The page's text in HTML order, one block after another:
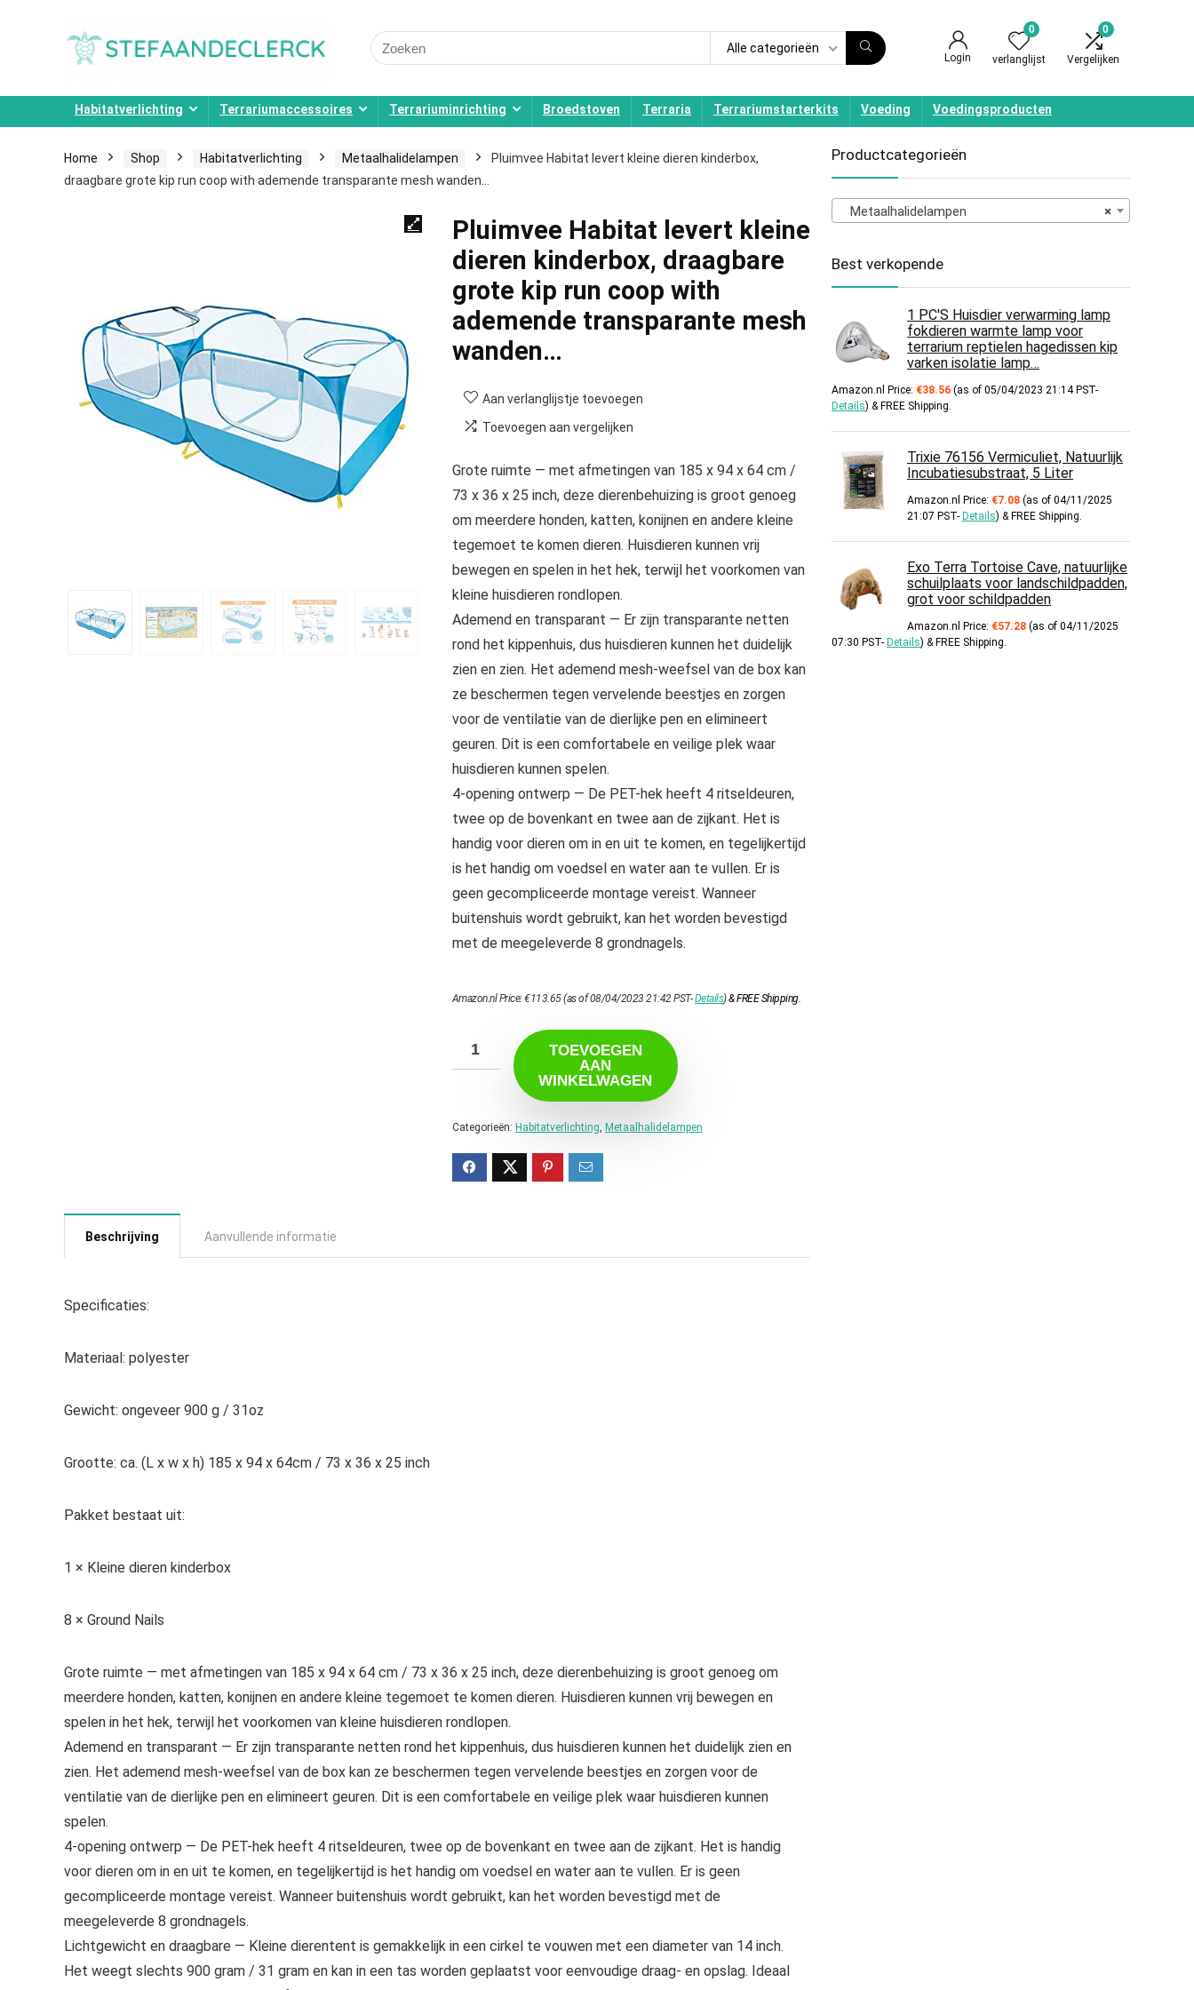
Search
for:
Alle categorieën
Login
0
verlanglijst
0
Vergelijken
Habitatverlichting Terrariumaccessoires Terrariuminrichting Broedstoven Terraria Terrariumstarterkits Voeding Voedingsproducten
Home Shop Habitatverlichting Metaalhalidelampen
Pluimvee Habitat levert kleine dieren kinderbox,
draagbare grote kip run coop with ademende transparante mesh wanden…
Pluimvee Habitat levert kleine
dieren kinderbox, draagbare
grote kip run coop with
ademende transparante mesh
wanden…
Aan verlanglijstje toevoegen
Toevoegen aan vergelijken
Grote ruimte — met afmetingen van 185 x 94 x 64 cm /
73 x 36 x 25 inch, deze dierenbehuizing is groot genoeg
om meerdere honden, katten, konijnen en andere kleine
tegemoet te komen dieren. Huisdieren kunnen vrij
bewegen en spelen in het hek, terwijl het voorkomen van
kleine huisdieren rondlopen.
Ademend en transparant — Er zijn transparante netten
rond het kippenhuis, dus huisdieren kunnen het duidelijk
zien en zien. Het ademend mesh-weefsel van de box kan
ze beschermen tegen vervelende beestjes en zorgen
voor de ventilatie van de dierlijke pen en elimineert
geuren. Dit is een comfortabele en veilige plek waar
huisdieren kunnen spelen.
4-opening ontwerp — De PET-hek heeft 4 ritseldeuren,
twee op de bovenkant en twee aan de zijkant. Het is
handig voor dieren om in en uit te komen, en tegelijkertijd
is het handig om voedsel en water aan te vullen. Er is
geen gecompliceerde montage vereist. Wanneer
buitenshuis wordt gebruikt, kan het worden bevestigd
met de meegeleverde 8 grondnagels.
Amazon.nl Price:€113.65(as of 08/04/2023 21:42 PST-Details)&FREE Shipping.
TOEVOEGEN
AAN
WINKELWAGEN
Categorieën: Habitatverlichting, Metaalhalidelampen
Beschrijving Aanvullende informatie
Specificaties:
Materiaal: polyester
Gewicht: ongeveer 900 g / 31oz
Grootte: ca. (L x w x h) 185 x 94 x 64cm / 73 x 36 x 25 inch
Pakket bestaat uit:
1 × Kleine dieren kinderbox
8 × Ground Nails
Grote ruimte — met afmetingen van 185 x 94 x 64 cm / 73 x 36 x 25 inch, deze dierenbehuizing is groot genoeg om
meerdere honden, katten, konijnen en andere kleine tegemoet te komen dieren. Huisdieren kunnen vrij bewegen en
spelen in het hek, terwijl het voorkomen van kleine huisdieren rondlopen.
Ademend en transparant — Er zijn transparante netten rond het kippenhuis, dus huisdieren kunnen het duidelijk zien en
zien. Het ademend mesh-weefsel van de box kan ze beschermen tegen vervelende beestjes en zorgen voor de
ventilatie van de dierlijke pen en elimineert geuren. Dit is een comfortabele en veilige plek waar huisdieren kunnen
spelen.
4-opening ontwerp — De PET-hek heeft 4 ritseldeuren, twee op de bovenkant en twee aan de zijkant. Het is handig
voor dieren om in en uit te komen, en tegelijkertijd is het handig om voedsel en water aan te vullen. Er is geen
gecompliceerde montage vereist. Wanneer buitenshuis wordt gebruikt, kan het worden bevestigd met de
meegeleverde 8 grondnagels.
Lichtgewicht en draagbare — Kleine dierentent is gemakkelijk in een cirkel te vouwen met een diameter van 14 inch.
Het weegt slechts 900 gram / 31 gram en kan in een tas worden geplaatst voor eenvoudige draag- en opslag. Ideaal
Productcategorieën
×
Metaalhalidelampen
Best verkopende
1 PC'S Huisdier verwarming lamp
fokdieren warmte lamp voor
terrarium reptielen hagedissen kip
varken isolatie lamp…
Amazon.nl Price: €38.56 (as of 05/04/2023 21:14 PST-
Details) & FREE Shipping.
Trixie 76156 Vermiculiet, Natuurlijk
Incubatiesubstraat, 5 Liter
Amazon.nl Price: €7.08 (as of 04/11/2025
21:07 PST- Details) & FREE Shipping.
Exo Terra Tortoise Cave, natuurlijke
schuilplaats voor landschildpadden,
grot voor schildpadden
Amazon.nl Price: €57.28 (as of 04/11/2025
07:30 PST- Details) & FREE Shipping.